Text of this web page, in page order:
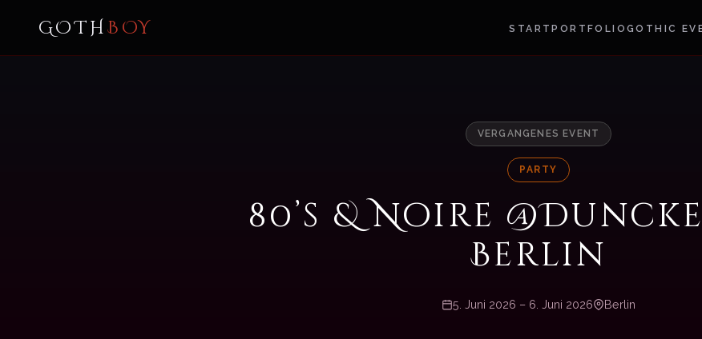
GOTHBOY START PORTFOLIO GOTHIC
VERGANGENES EVENT
PARTY
80’s & Noire
Berlin
5. Juni 2026 – 6. Juni 2026 Berlin